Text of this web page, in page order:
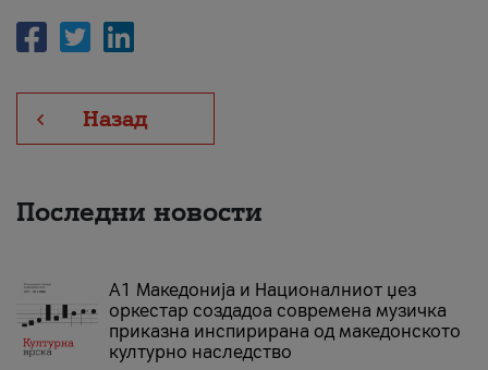
Назад
Последни новости
А1 Македонија и Националниот џез
оркестар создадоа современа музичка
приказна инспирирана од македонското
културно наследство